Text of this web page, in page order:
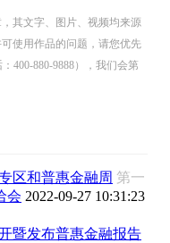
其文字、图片、视频均来源
使用作品的问题，请您优先
400-880-9888），我们会第
区和普惠金融周 第一
会 2022-09-27 10:31:23
暨发布普惠金融报告